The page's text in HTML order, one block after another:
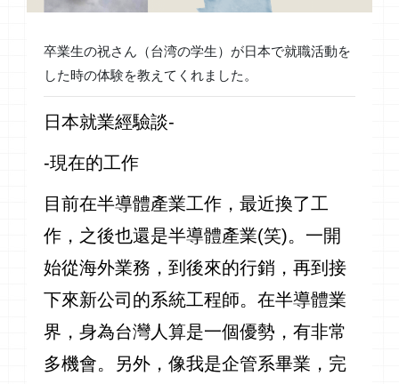
卒業生の祝さん（台湾の学生）が日本で就職活動を
した時の体験を教えてくれました。
日本就業經驗談-
-現在的工作
目前在半導體產業工作，最近換了工
作，之後也還是半導體產業(笑)。一開
始從海外業務，到後來的行銷，再到接
下來新公司的系統工程師。在半導體業
界，身為台灣人算是一個優勢，有非常
多機會。另外，像我是企管系畢業，完